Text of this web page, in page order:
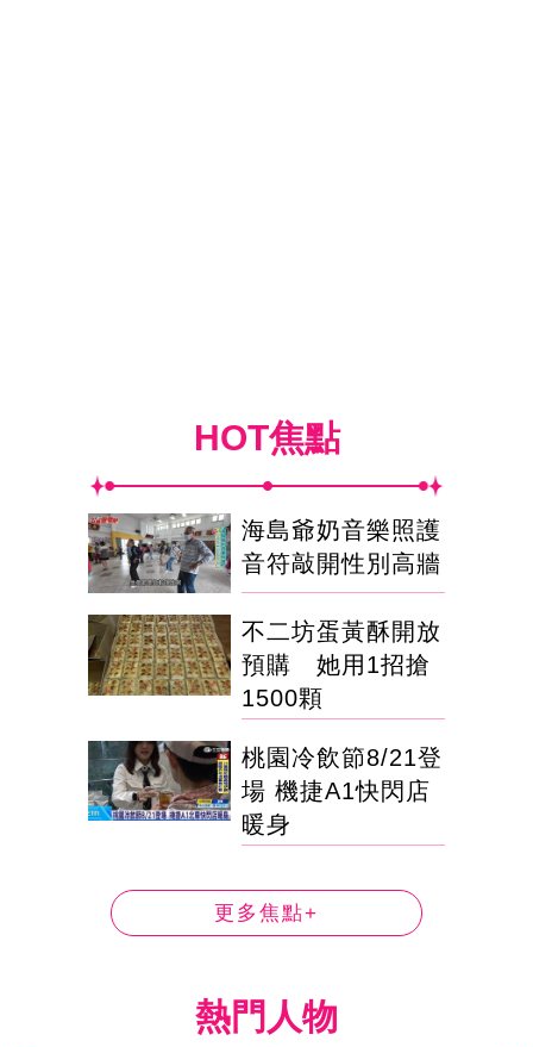
HOT焦點
海島爺奶音樂照護
音符敲開性別高牆
不二坊蛋黃酥開放
預購 她用1招搶
1500顆
桃園冷飲節8/21登
場 機捷A1快閃店
暖身
更多焦點+
熱門人物